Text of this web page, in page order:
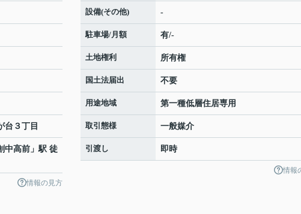
台 ３丁目
中高前 」駅 徒
情報の見方
設備(その他) -
駐車場/月額 有/-
土地権利 所有権
国土法届出 不要
用途地域 第一種低層住居専用
取引態様 一般媒介
引渡し 即時
情報